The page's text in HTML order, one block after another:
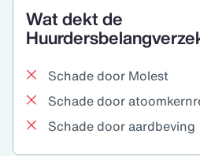
Wat dekt de
Schade door Molest
Schade door
Schade door aardbeving